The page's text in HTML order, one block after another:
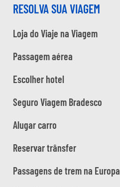
RESOLVA SUA VIAGEM
Loja do Viaje na Viagem
Passagem aérea
Escolher hotel
Seguro Viagem Bradesco
Alugar carro
Reservar trânsfer
Passagens de trem na Europa